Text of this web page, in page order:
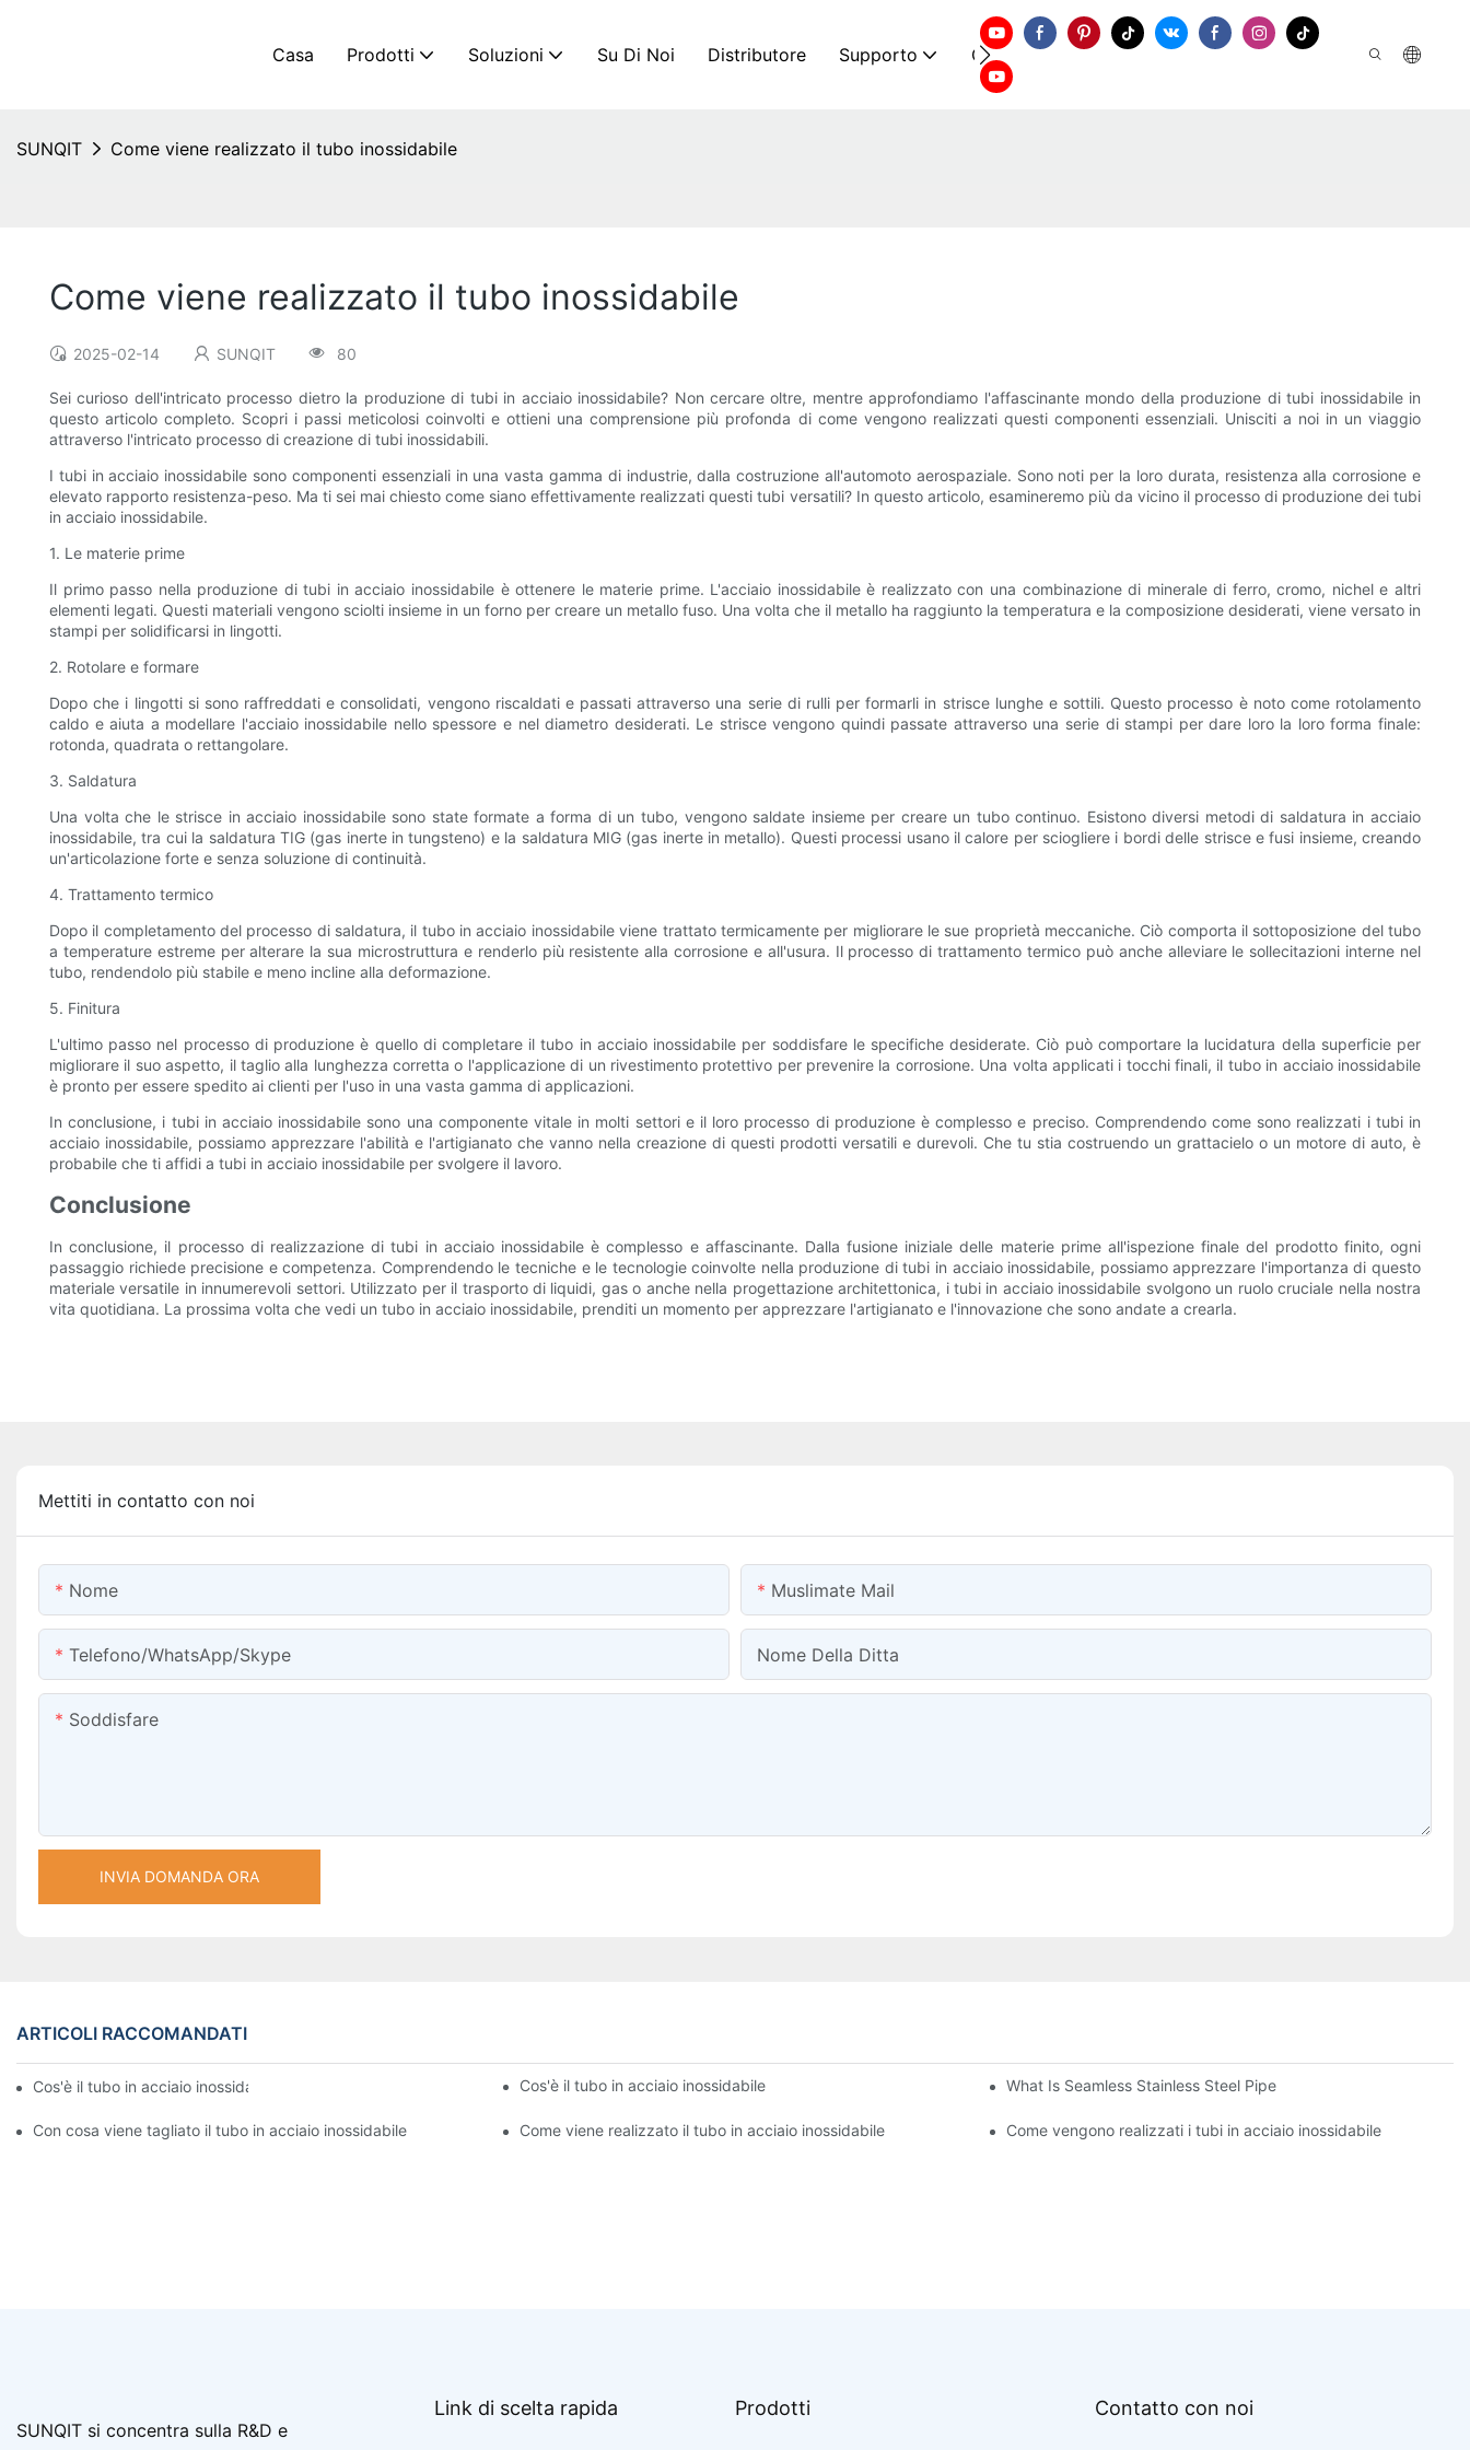
Casa Prodotti Soluzioni Su Di Noi Distributore Supporto Contattaci
SUNQIT Come viene realizzato il tubo inossidabile
Come viene realizzato il tubo inossidabile
2025-02-14 SUNQIT 80
Sei curioso dell'intricato processo dietro la produzione di tubi in acciaio inossidabile? Non cercare oltre, mentre approfondiamo l'affascinante mondo della produzione di tubi inossidabile in
questo articolo completo. Scopri i passi meticolosi coinvolti e ottieni una comprensione più profonda di come vengono realizzati questi componenti essenziali. Unisciti a noi in un viaggio
attraverso l'intricato processo di creazione di tubi inossidabili.
I tubi in acciaio inossidabile sono componenti essenziali in una vasta gamma di industrie, dalla costruzione all'automoto aerospaziale. Sono noti per la loro durata, resistenza alla corrosione e
elevato rapporto resistenza-peso. Ma ti sei mai chiesto come siano effettivamente realizzati questi tubi versatili? In questo articolo, esamineremo più da vicino il processo di produzione dei tubi
in acciaio inossidabile.
1. Le materie prime
Il primo passo nella produzione di tubi in acciaio inossidabile è ottenere le materie prime. L'acciaio inossidabile è realizzato con una combinazione di minerale di ferro, cromo, nichel e altri
elementi legati. Questi materiali vengono sciolti insieme in un forno per creare un metallo fuso. Una volta che il metallo ha raggiunto la temperatura e la composizione desiderati, viene versato in
stampi per solidificarsi in lingotti.
2. Rotolare e formare
Dopo che i lingotti si sono raffreddati e consolidati, vengono riscaldati e passati attraverso una serie di rulli per formarli in strisce lunghe e sottili. Questo processo è noto come rotolamento
caldo e aiuta a modellare l'acciaio inossidabile nello spessore e nel diametro desiderati. Le strisce vengono quindi passate attraverso una serie di stampi per dare loro la loro forma finale:
rotonda, quadrata o rettangolare.
3. Saldatura
Una volta che le strisce in acciaio inossidabile sono state formate a forma di un tubo, vengono saldate insieme per creare un tubo continuo. Esistono diversi metodi di saldatura in acciaio
inossidabile, tra cui la saldatura TIG (gas inerte in tungsteno) e la saldatura MIG (gas inerte in metallo). Questi processi usano il calore per sciogliere i bordi delle strisce e fusi insieme, creando
un'articolazione forte e senza soluzione di continuità.
4. Trattamento termico
Dopo il completamento del processo di saldatura, il tubo in acciaio inossidabile viene trattato termicamente per migliorare le sue proprietà meccaniche. Ciò comporta il sottoposizione del tubo
a temperature estreme per alterare la sua microstruttura e renderlo più resistente alla corrosione e all'usura. Il processo di trattamento termico può anche alleviare le sollecitazioni interne nel
tubo, rendendolo più stabile e meno incline alla deformazione.
5. Finitura
L'ultimo passo nel processo di produzione è quello di completare il tubo in acciaio inossidabile per soddisfare le specifiche desiderate. Ciò può comportare la lucidatura della superficie per
migliorare il suo aspetto, il taglio alla lunghezza corretta o l'applicazione di un rivestimento protettivo per prevenire la corrosione. Una volta applicati i tocchi finali, il tubo in acciaio inossidabile
è pronto per essere spedito ai clienti per l'uso in una vasta gamma di applicazioni.
In conclusione, i tubi in acciaio inossidabile sono una componente vitale in molti settori e il loro processo di produzione è complesso e preciso. Comprendendo come sono realizzati i tubi in
acciaio inossidabile, possiamo apprezzare l'abilità e l'artigianato che vanno nella creazione di questi prodotti versatili e durevoli. Che tu stia costruendo un grattacielo o un motore di auto, è
probabile che ti affidi a tubi in acciaio inossidabile per svolgere il lavoro.
Conclusione
In conclusione, il processo di realizzazione di tubi in acciaio inossidabile è complesso e affascinante. Dalla fusione iniziale delle materie prime all'ispezione finale del prodotto finito, ogni
passaggio richiede precisione e competenza. Comprendendo le tecniche e le tecnologie coinvolte nella produzione di tubi in acciaio inossidabile, possiamo apprezzare l'importanza di questo
materiale versatile in innumerevoli settori. Utilizzato per il trasporto di liquidi, gas o anche nella progettazione architettonica, i tubi in acciaio inossidabile svolgono un ruolo cruciale nella nostra
vita quotidiana. La prossima volta che vedi un tubo in acciaio inossidabile, prenditi un momento per apprezzare l'artigianato e l'innovazione che sono andate a crearla.
Mettiti in contatto con noi
Nome Muslimate Mail
Telefono/WhatsApp/Skype Nome Della Ditta
Soddisfare
INVIA DOMANDA ORA
ARTICOLI RACCOMANDATI
Cos'è il tubo in acciaio inossidabile Cos'è il tubo in acciaio inossidabile What Is Seamless Stainless Steel Pipe
Con cosa viene tagliato il tubo in acciaio inossidabile Come viene realizzato il tubo in acciaio inossidabile Come vengono realizzati i tubi in acciaio inossidabile
SUNQIT si concentra sulla R&D e
Link di scelta rapida Prodotti Contatto con noi